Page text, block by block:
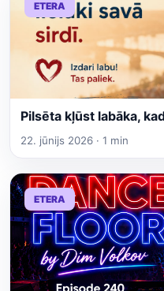
ETERA
Pilsēta kļūst labāka,
22. jūnijs 2026 · 1 min
ETERA